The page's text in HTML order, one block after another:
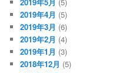
2019年4月 (5)
2019年3月 (6)
2019年2月 (4)
2019年1月 (3)
2018年12月 (5)